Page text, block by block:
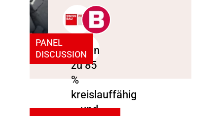
PANEL
DISCUSSION